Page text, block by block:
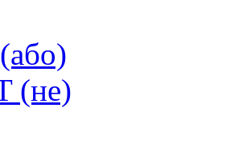
(не)